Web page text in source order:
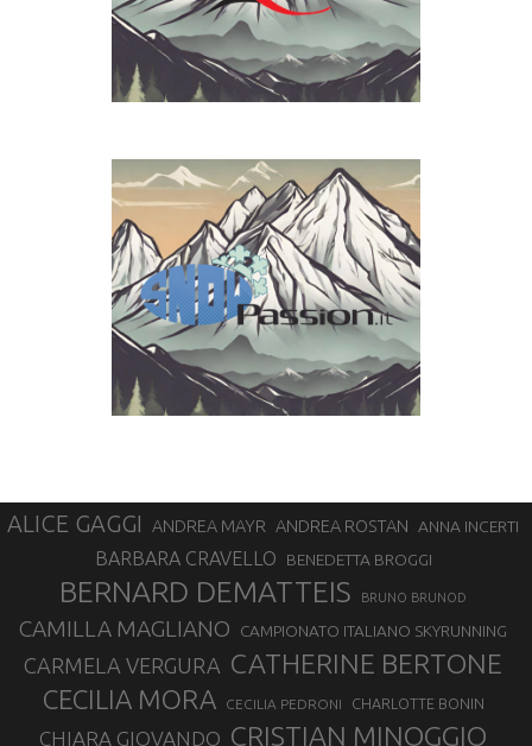
ALICE GAGGI ANDREA MAYR ANDREA ROSTAN ANNA INCERTI
BARBARA CRAVELLO BENEDETTA BROGGI
BERNARD DEMATTEIS BRUNO BRUNOD
CAMILLA MAGLIANO CAMPIONATO ITALIANO SKYRUNNING
CARMELA VERGURA CATHERINE BERTONE
CECILIA MORA CECILIA PEDRONI CHARLOTTE BONIN
CHIARA GIOVANDO CRISTIAN MINOGGIO